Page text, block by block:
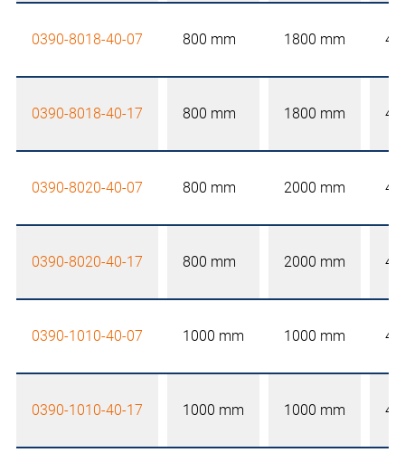
0390-8018-40-07 800 mm 1800 mm
0390-8018-40-17 800 mm 1800 mm
0390-8020-40-07 800 mm 2000 mm
0390-8020-40-17 800 mm 2000 mm
0390-1010-40-07 1000 mm 1000 mm
0390-1010-40-17 1000 mm 1000 mm